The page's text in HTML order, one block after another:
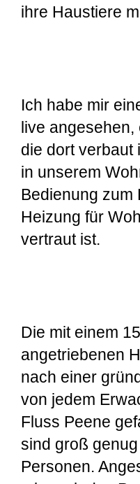
ihre Haustiere
Ich habe mir
live
die dort verbaut
in unserem
Bedienung zum
Heizung für
vertraut ist.
Die mit einem
angetriebenen
nach einer
von jedem
Fluss Peene
sind groß
Personen.